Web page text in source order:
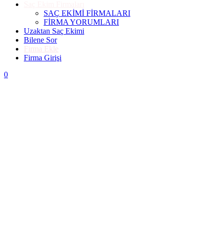
SAÇ EKİMİ FİRMALARI
FİRMA YORUMLARI
Uzaktan Saç Ekimi
Bilene Sor
Firma Ekle
Firma Girişi
0